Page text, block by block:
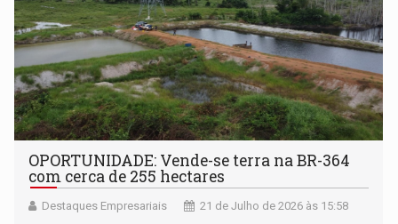
OPORTUNIDADE: Vende-se terra na BR-364
com cerca de 255 hectares
Destaques Empresariais 21 de Julho de 2026 às 15:58